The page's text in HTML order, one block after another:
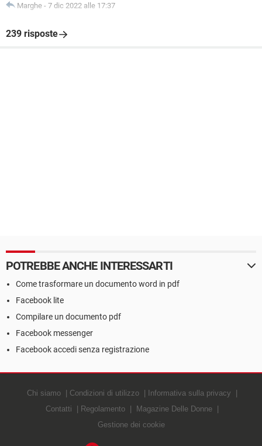
Marghe - 7 dic 2022 alle 17:37
239 risposte
POTREBBE ANCHE INTERESSARTI
Come trasformare un documento word in pdf
Facebook lite
Compilare un documento pdf
Facebook messenger
Facebook accedi senza registrazione
Chi siamo Condizioni di utilizzo
Informativa sulla privacy
Contatti
Regolamento
Magazine Delle Donne
Gestione dei cookie